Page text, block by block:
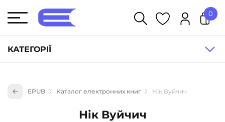
КАТЕГОРІЇ
Книги для дітей (835)
Книги для підлітків (240)
0
EPUB Каталог електронних книг Нік Вуйчич
Нік Вуйчич